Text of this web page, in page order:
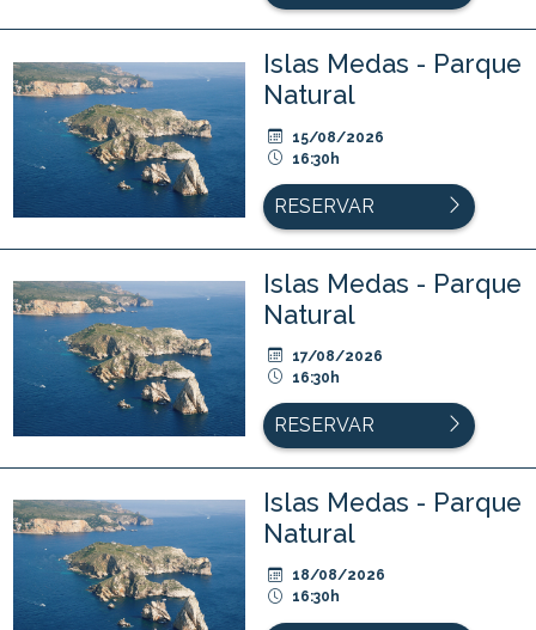
Islas Medas - Parque
Natural
15/08/2026
16:30h
RESERVAR
Islas Medas - Parque
Natural
17/08/2026
16:30h
RESERVAR
Islas Medas - Parque
Natural
18/08/2026
16:30h